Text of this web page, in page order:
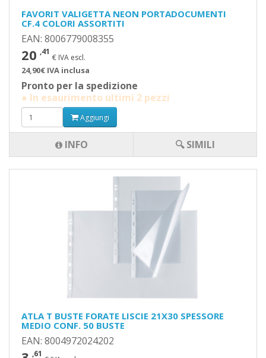
FAVORIT VALIGETTA NEON PORTADOCUMENTI
CF.4 COLORI ASSORTITI
EAN: 8006779008355
20 ,41
€ IVA escl.
24,90€ IVA inclusa
Pronto per la spedizione
● In esaurimento ultimi 2 pezzi
Aggiungi
INFO 🔍 SIMILI
ATLA T BUSTE FORATE LISCIE 21X30 SPESSORE
MEDIO CONF. 50 BUSTE
EAN: 8004972024202
,61